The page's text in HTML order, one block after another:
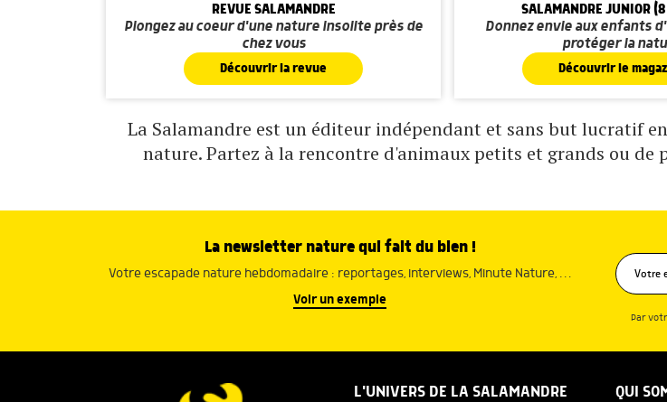
REVUE SALAMANDRE
Plongez au coeur d'une nature insolite près de
chez vous
Découvrir la revue
SALAMANDRE JUNIOR
Donnez envie aux enfants
protéger la
Découvrir le
La Salamandre est un éditeur indépendant et sans but lucratif
nature. Partez à la rencontre d'animaux petits et grands ou
La newsletter nature qui fait du bien !
Votre escapade nature hebdomadaire : reportages, interviews, Minute Nature, …
Voir un exemple
Par
L'UNIVERS DE LA SALAMANDRE QUI